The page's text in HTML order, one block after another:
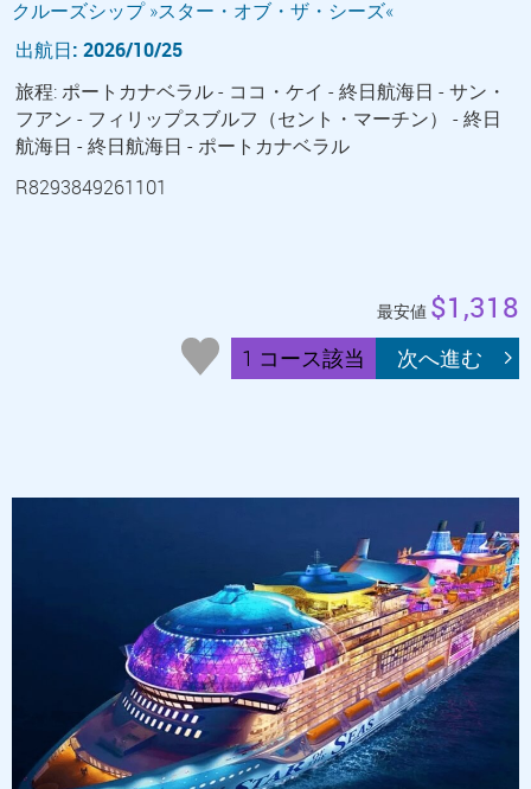
クルーズシップ »スター・オブ・ザ・シーズ«
出航日: 2026/10/25
旅程: ポートカナベラル - ココ・ケイ - 終日航海日 - サン・
フアン - フィリップスブルフ（セント・マーチン） - 終日
航海日 - 終日航海日 - ポートカナベラル
R8293849261101
最安値 $1,318
1 コース該当 次へ進む